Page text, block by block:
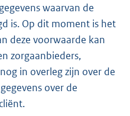
waarvan de
is. Op dit moment is het
deze voorwaarde kan
zorgaanbieders,
in overleg zijn over de
over de